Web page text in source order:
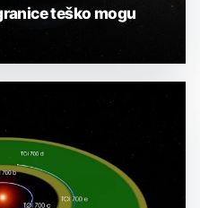
teško mogu